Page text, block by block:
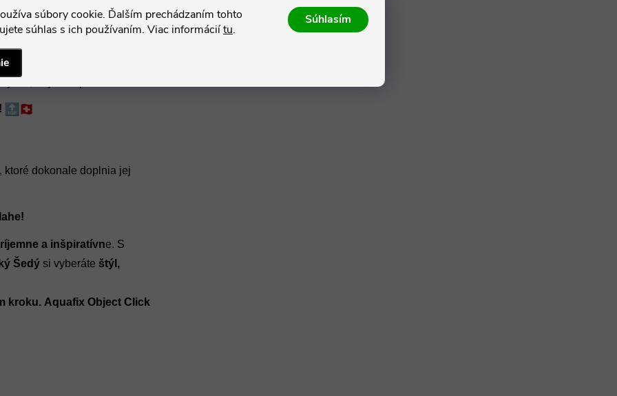
súbory cookie. Ďalším prechádzaním tohto
súhlas s ich používaním. Viac informáciítu.
Súhlasím
precíznosti
tak, aby vám priniesol len to
, ktoré dokonale doplnia jej
a inšpiratívne. S
Šedý si vyberáte štýl,
kroku. Aquafix Object Click